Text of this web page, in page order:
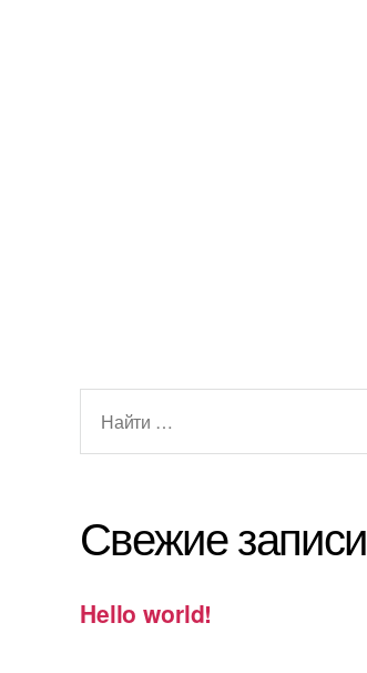
Свежие записи
Hello world!